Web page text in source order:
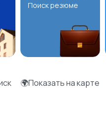
Поиск резюме
🌍Показать на карте